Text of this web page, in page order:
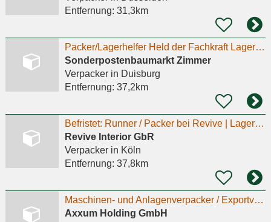
Entfernung: 31,3km
Packer/Lagerhelfer Held der Fachkraft Lagerlogistik (m/w/d)
Sonderpostenbaumarkt Zimmer
Verpackerin Duisburg
Entfernung: 37,2km
Befristet: Runner / Packer bei Revive | Lager & Logistik | Gebrauchte Designermöbel | M/W/D
Revive Interior GbR
Verpackerin Köln
Entfernung: 37,8km
Maschinen- und Anlagenverpacker / Exportverpacker (m/w/d)
Axxum Holding GmbH